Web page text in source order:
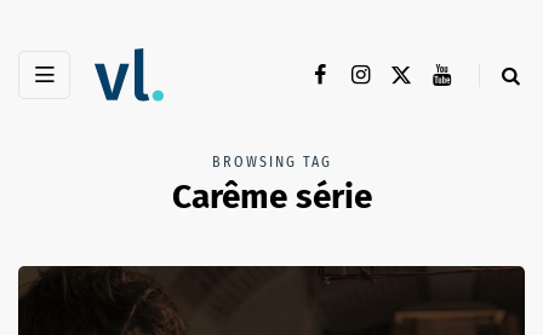
BROWSING TAG
Carême série